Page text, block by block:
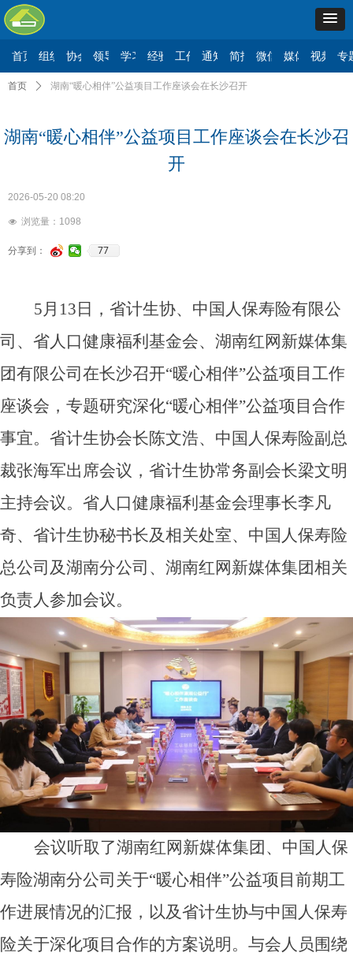
首页 组织机构协会要闻领导讲话学习二十大
经验交流工作动态通知公告简报信息微信公众号
媒体报道视频展专
湖南“暖心相伴”公益项目工作座谈会在长沙召
开
5月13日，省计生协、中国人保寿险有限公
司、省人口健康福利基金会、湖南红网新媒体集
团有限公司在长沙召开“暖心相伴”公益项目工作
座谈会，专题研究深化“暖心相伴”公益项目合作
事宜。省计生协会长陈文浩、中国人保寿险副总
裁张海军出席会议，省计生协常务副会长梁文明
主持会议。省人口健康福利基金会理事长李凡
奇、省计生协秘书长及相关处室、中国人保寿险
总公司及湖南分公司、湖南红网新媒体集团相关
负责人参加会议。
会议听取了湖南红网新媒体集团、中国人保
寿险湖南分公司关于“暖心相伴”公益项目前期工
作进展情况的汇报，以及省计生协与中国人保寿
险关于深化项目合作的方案说明。与会人员围绕
首页 ꄲ 湖南“暖心相伴”公益项目工作座谈会在长沙召开
2026-05-20 08:20
넶 浏览量： 1098
分享到： 77